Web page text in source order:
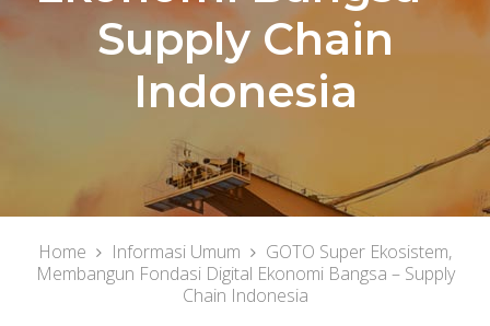
Supply Chain
Indonesia
Home Informasi Umum
GOTO Super Ekosistem,
Membangun Fondasi Digital Ekonomi Bangsa – Supply
Chain Indonesia